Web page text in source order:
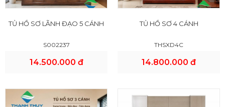
TỦ HỒ SƠ LÃNH ĐẠO 5 CÁNH
S002237
14.500.000 đ
TỦ HỒ SƠ 4 CÁNH
THSXD4C
14.800.000 đ